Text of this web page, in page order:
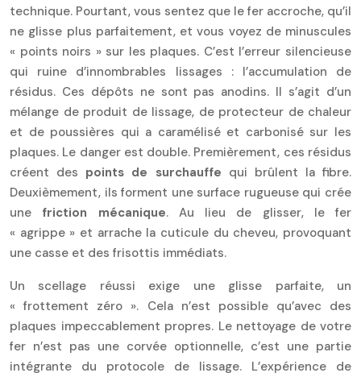
technique. Pourtant, vous sentez que le fer accroche, qu’il
ne glisse plus parfaitement, et vous voyez de minuscules
« points noirs » sur les plaques. C’est l’erreur silencieuse
qui ruine d’innombrables lissages : l’accumulation de
résidus. Ces dépôts ne sont pas anodins. Il s’agit d’un
mélange de produit de lissage, de protecteur de chaleur
et de poussières qui a caramélisé et carbonisé sur les
plaques. Le danger est double. Premièrement, ces résidus
créent des points de surchauffe qui brûlent la fibre.
Deuxièmement, ils forment une surface rugueuse qui crée
une friction mécanique. Au lieu de glisser, le fer
« agrippe » et arrache la cuticule du cheveu, provoquant
une casse et des frisottis immédiats.
Un scellage réussi exige une glisse parfaite, un
« frottement zéro ». Cela n’est possible qu’avec des
plaques impeccablement propres. Le nettoyage de votre
fer n’est pas une corvée optionnelle, c’est une partie
intégrante du protocole de lissage. L’expérience de